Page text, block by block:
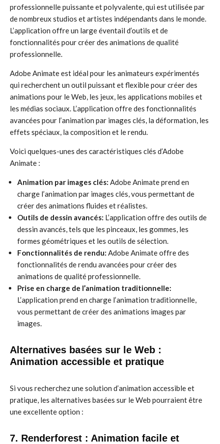
professionnelle puissante et polyvalente, qui est utilisée par
de nombreux studios et artistes indépendants dans le monde.
L’application offre un large éventail d’outils et de
fonctionnalités pour créer des animations de qualité
professionnelle.
Adobe Animate est idéal pour les animateurs expérimentés
qui recherchent un outil puissant et flexible pour créer des
animations pour le Web, les jeux, les applications mobiles et
les médias sociaux. L’application offre des fonctionnalités
avancées pour l’animation par images clés, la déformation, les
effets spéciaux, la composition et le rendu.
Voici quelques-unes des caractéristiques clés d’Adobe
Animate :
Animation par images clés: Adobe Animate prend en
charge l’animation par images clés, vous permettant de
créer des animations fluides et réalistes.
Outils de dessin avancés: L’application offre des outils de
dessin avancés, tels que les pinceaux, les gommes, les
formes géométriques et les outils de sélection.
Fonctionnalités de rendu: Adobe Animate offre des
fonctionnalités de rendu avancées pour créer des
animations de qualité professionnelle.
Prise en charge de l’animation traditionnelle:
L’application prend en charge l’animation traditionnelle,
vous permettant de créer des animations images par
images.
Alternatives basées sur le Web :
Animation accessible et pratique
Si vous recherchez une solution d’animation accessible et
pratique, les alternatives basées sur le Web pourraient être
une excellente option :
7. Renderforest : Animation facile et